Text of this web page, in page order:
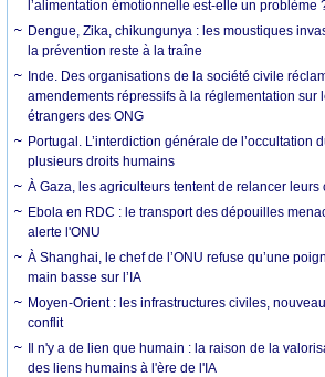
l’alimentation émotionnelle est-elle un problème
Dengue, Zika, chikungunya : les moustiques
la prévention reste à la traîne
Inde. Des organisations de la société civile
amendements répressifs à la réglementation sur
étrangers des ONG
Portugal. L’interdiction générale de l’occultation
plusieurs droits humains
À Gaza, les agriculteurs tentent de relancer leurs
Ebola en RDC : le transport des dépouilles
alerte l'ONU
À Shanghai, le chef de l’ONU refuse qu’une
main basse sur l’IA
Moyen-Orient : les infrastructures civiles,
conflit
Il n'y a de lien que humain : la raison de la
des liens humains à l'ère de l'IA